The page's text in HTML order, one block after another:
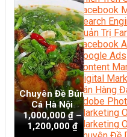
Facebook
Search
Quản Trị
Facebook
Google Ads
Content
Digital
Bán Hàng
Adobe
Marketing
Marketing
Chuyên Đề Bún
Cá Hà Nội
1,000,000₫–
1,200,000 ₫